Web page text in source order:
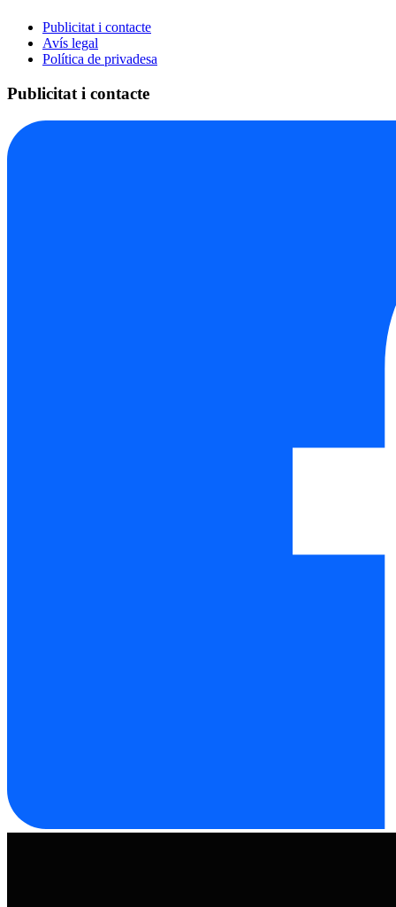
Publicitat i contacte
Avís legal
Política de privadesa
Publicitat i contacte